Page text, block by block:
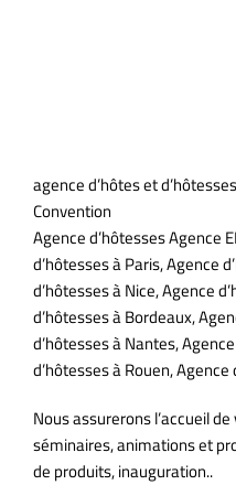
agence d’hôtes et
Convention
Agence d’hôtesses Agence
d’hôtesses à Paris, Agence
d’hôtesses à Nice, Agence
d’hôtesses à Bordeaux,
d’hôtesses à Nantes,
d’hôtesses à Rouen,
Nous assurerons l’accueil
séminaires, animations et
de produits, inauguration..